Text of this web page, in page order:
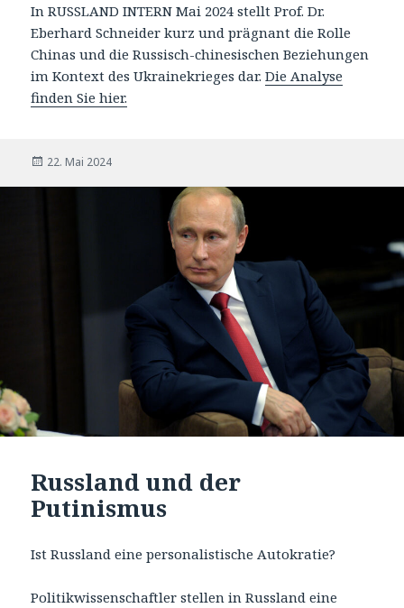
In RUSSLAND INTERN Mai 2024 stellt Prof. Dr.
Eberhard Schneider kurz und prägnant die Rolle
Chinas und die Russisch-chinesischen Beziehungen
im Kontext des Ukrainekrieges dar.Die Analyse
finden Sie hier.
Veröffentlicht
22. Mai 2024
Russland und der
Putinismus
Ist Russland eine personalistische Autokratie?
Politikwissenschaftler stellen in Russland eine